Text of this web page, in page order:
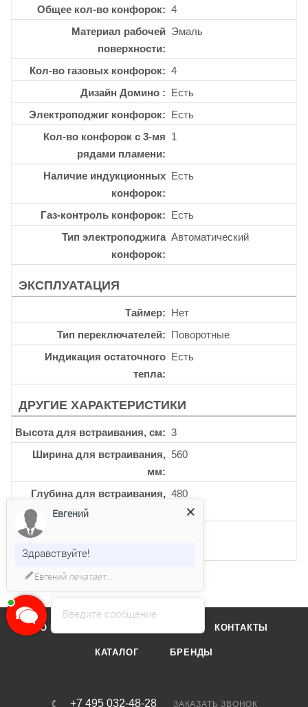
Общее кол-во конфорок
4
Материал рабочей
поверхности
Эмаль
Кол-во газовых конфорок
4
Дизайн Домино
Есть
Электроподжиг конфорок
Есть
Кол-во конфорок с 3-мя
рядами пламени
1
Наличие индукционных
конфорок
Есть
Газ-контроль конфорок
Есть
Тип электроподжига
конфорок
Автоматический
ЭКСПЛУАТАЦИЯ
Таймер
Нет
Тип переключателей
Поворотные
Индикация остаточного
тепла
Есть
ДРУГИЕ ХАРАКТЕРИСТИКИ
Высота для встраивания, см
3
Ширина для встраивания,
мм
560
Глубина для встраивания, 480
О КОМПАНИИ КОНТАКТЫ
КАТАЛОГ БРЕНДЫ
+7 495 032-48-28 ЗАКАЗАТЬ ЗВОНОК
Введите сообщение
Евгений
Здравствуйте!
Евгенийпечатает...